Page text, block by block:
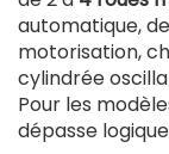
automatique,
motorisation,
cylindrée
Pour les
dépasse